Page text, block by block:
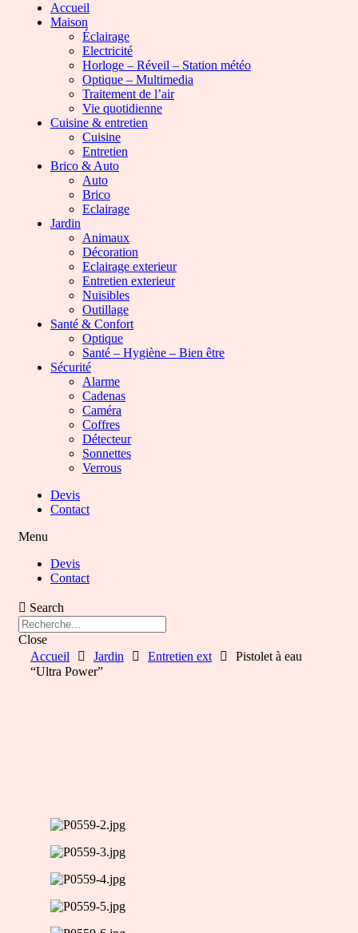
Accueil
Maison
Éclairage
Electricité
Horloge – Réveil – Station météo
Optique – Multimedia
Traitement de l’air
Vie quotidienne
Cuisine & entretien
Cuisine
Entretien
Brico & Auto
Auto
Brico
Eclairage
Jardin
Animaux
Décoration
Eclairage exterieur
Entretien exterieur
Nuisibles
Outillage
Santé & Confort
Optique
Santé – Hygiène – Bien être
Sécurité
Alarme
Cadenas
Caméra
Coffres
Détecteur
Sonnettes
Verrous
Devis
Contact
Menu
Devis
Contact
Search
Close
Accueil
Jardin Entretien ext
Pistolet à eau
“Ultra Power”